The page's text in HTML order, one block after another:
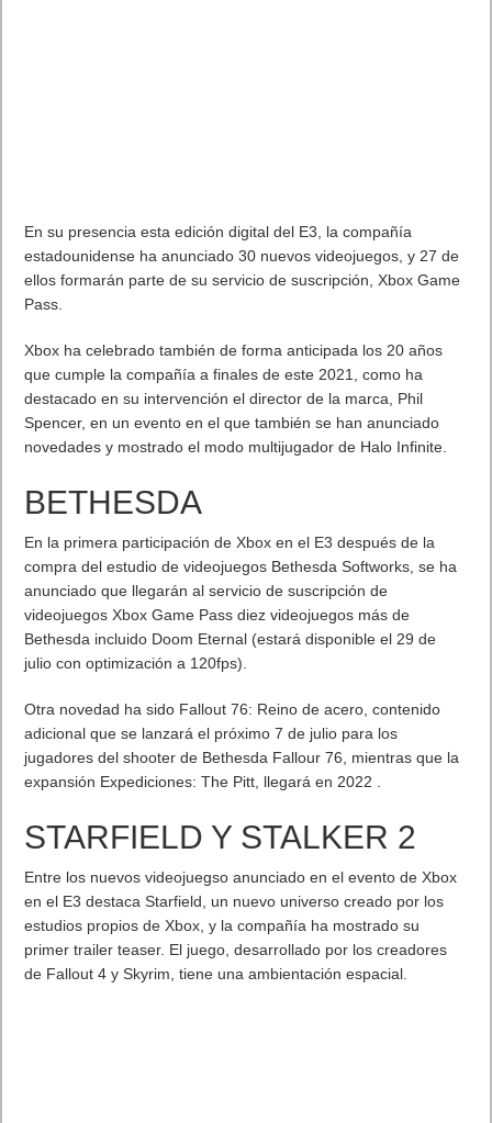
En su presencia esta edición digital del E3, la compañía
estadounidense ha anunciado 30 nuevos videojuegos, y 27 de
ellos formarán parte de su servicio de suscripción, Xbox Game
Pass.
Xbox ha celebrado también de forma anticipada los 20 años
que cumple la compañía a finales de este 2021, como ha
destacado en su intervención el director de la marca, Phil
Spencer, en un evento en el que también se han anunciado
novedades y mostrado el modo multijugador de Halo Infinite.
BETHESDA
En la primera participación de Xbox en el E3 después de la
compra del estudio de videojuegos Bethesda Softworks, se ha
anunciado que llegarán al servicio de suscripción de
videojuegos Xbox Game Pass diez videojuegos más de
Bethesda incluido Doom Eternal (estará disponible el 29 de
julio con optimización a 120fps).
Otra novedad ha sido Fallout 76: Reino de acero, contenido
adicional que se lanzará el próximo 7 de julio para los
jugadores del shooter de Bethesda Fallour 76, mientras que la
expansión Expediciones: The Pitt, llegará en 2022 .
STARFIELD Y STALKER 2
Entre los nuevos videojuegso anunciado en el evento de Xbox
en el E3 destaca Starfield, un nuevo universo creado por los
estudios propios de Xbox, y la compañía ha mostrado su
primer trailer teaser. El juego, desarrollado por los creadores
de Fallout 4 y Skyrim, tiene una ambientación espacial.